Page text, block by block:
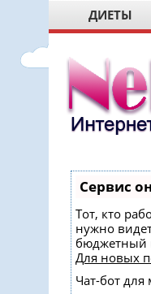
ДИЕТЫ
Сервис
Тот, кто
нужно
бюджетный
Для новых
Чат-бот